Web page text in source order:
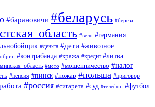
#барановичи #беларусь #берёза
#вело #германия
#деньга #дети #животное
#контрабанда #кража #кредит #литва
#мото #мошенничество #налог
#пенсия #пинск #пожар #польша #приговор
#россия #сигарета #суд #телефон #футбол